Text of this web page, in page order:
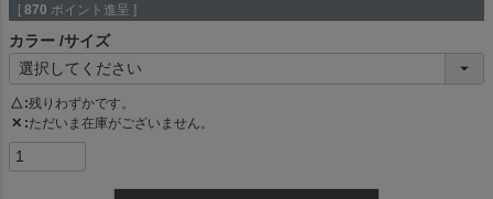
[ 870 ポイント進呈 ]
カラー サイズ
△ 残りわずかです。
✕ ただいま在庫がございません。